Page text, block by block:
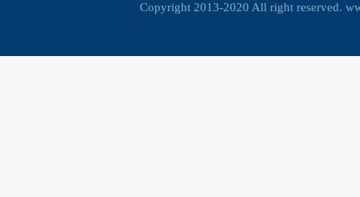
Copyright 2013-2020 All right reserved.